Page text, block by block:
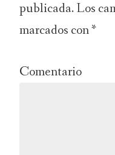
publicada. Los
marcados con*
Comentario